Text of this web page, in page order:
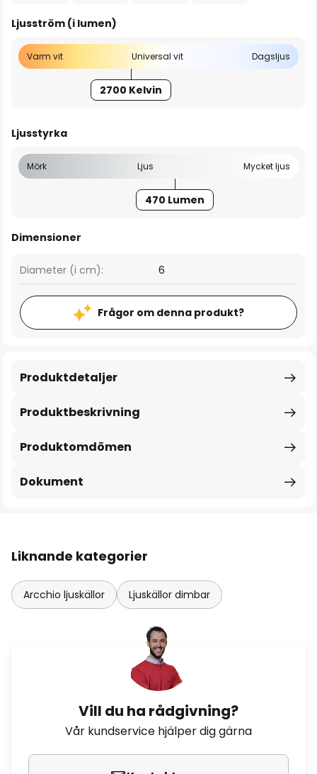
Ljusström (i lumen)
Varm vit Universal vit Dagsljus
2700 Kelvin
Ljusstyrka
Mörk Ljus Mycket ljus
470 Lumen
Dimensioner
Diameter (i cm): 6
Frågor om denna produkt?
Produktbeskrivning
Produktdetaljer
Produktomdömen
Dokument
Liknande kategorier
Arcchio ljuskällor Ljuskällor dimbar
Vill du ha rådgivning?
Vår kundservice hjälper dig gärna